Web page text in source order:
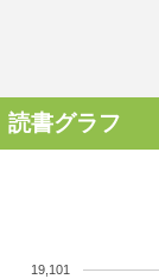
読書グラフ
19,101